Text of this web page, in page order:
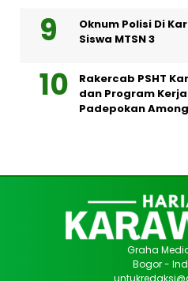
Oknum Polisi Di
Siswa MTSN 3
Rakercab PSHT
dan Program
Padepokan
Graha
Bogor -